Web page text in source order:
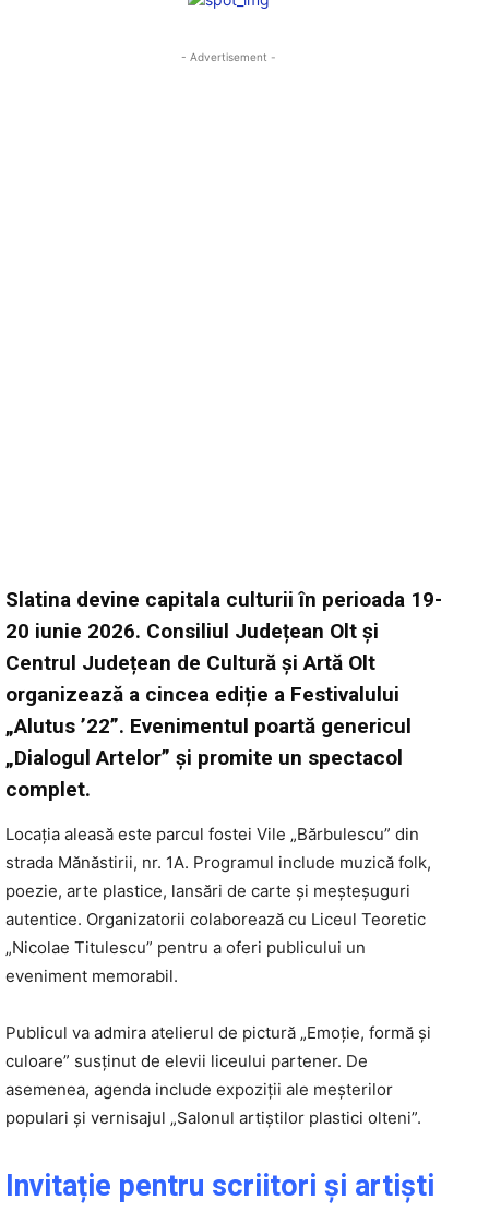
- Advertisement -
Slatina devine capitala culturii în perioada 19-
20 iunie 2026. Consiliul Județean Olt și
Centrul Județean de Cultură și Artă Olt
organizează a cincea ediție a Festivalului
„Alutus ’22”. Evenimentul poartă genericul
„Dialogul Artelor” și promite un spectacol
complet.
Locația aleasă este parcul fostei Vile „Bărbulescu” din
strada Mănăstirii, nr. 1A. Programul include muzică folk,
poezie, arte plastice, lansări de carte și meșteșuguri
autentice. Organizatorii colaborează cu Liceul Teoretic
„Nicolae Titulescu” pentru a oferi publicului un
eveniment memorabil.
Publicul va admira atelierul de pictură „Emoție, formă și
culoare” susținut de elevii liceului partener. De
asemenea, agenda include expoziții ale meșterilor
populari și vernisajul „Salonul artiștilor plastici olteni”.
Invitație pentru scriitori și artiști